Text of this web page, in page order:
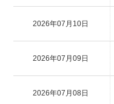
2026年07月10日
2026年07月09日
2026年07月08日